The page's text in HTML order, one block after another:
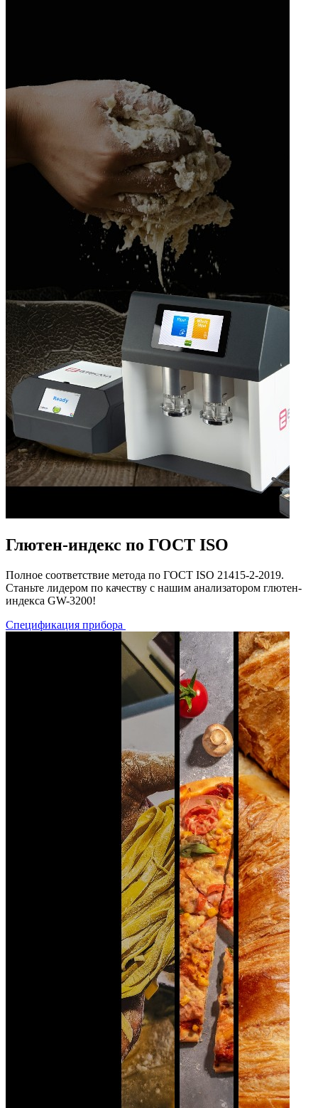
Глютен-индекс по ГОСТ ISO
Полное соответствие метода по ГОСТ ISO 21415-2-2019.
Станьте лидером по качеству с нашим анализатором глютен-
индекса GW-3200!
Спецификация прибора